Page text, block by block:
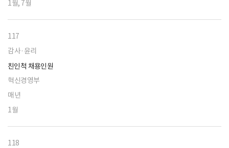
1월, 7월
117
감사·윤리
친인척 채용인원
혁신경영부
매년
1월
118